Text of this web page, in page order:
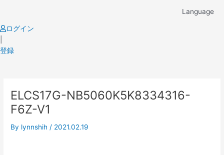
content
Language
ログイン
登録
ELCS17G-NB5060K5K8334316-
F6Z-V1
By lynnshih / 2021.02.19
navigation